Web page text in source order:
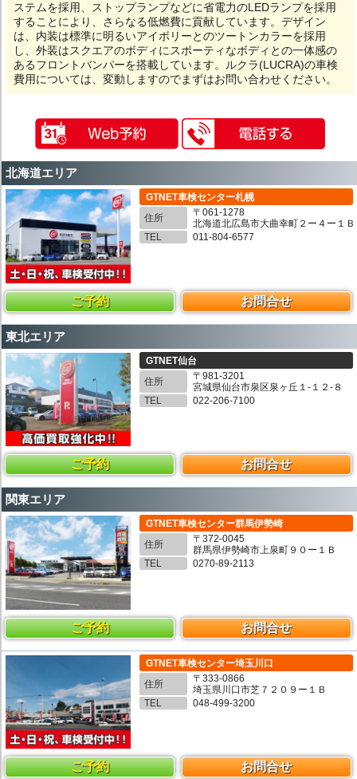
ステムを採用、ストップランプなどに省電力のLEDランプを採用
することにより、さらなる低燃費に貢献しています。デザイン
は、内装は標準に明るいアイボリーとのツートンカラーを採用
し、外装はスクエアのボディにスポーティなボディとの一体感の
あるフロントバンパーを搭載しています。ルクラ(LUCRA)の車検
費用については、変動しますのでまずはお問い合わせください。
北海道エリア
GTNET車検センター札幌
住所
〒061-1278
北海道北広島市大曲幸町２ー４ー１Ｂ
TEL
011-804-6577
ご予約 お問合せ
東北エリア
GTNET仙台
住所
〒981-3201
宮城県仙台市泉区泉ヶ丘１-１２-８
TEL
022-206-7100
ご予約 お問合せ
関東エリア
GTNET車検センター群馬伊勢崎
住所
〒372-0045
群馬県伊勢崎市上泉町９０ー１Ｂ
TEL
0270-89-2113
ご予約 お問合せ
GTNET車検センター埼玉川口
住所
〒333-0866
埼玉県川口市芝７２０９ー１Ｂ
TEL
048-499-3200
ご予約 お問合せ